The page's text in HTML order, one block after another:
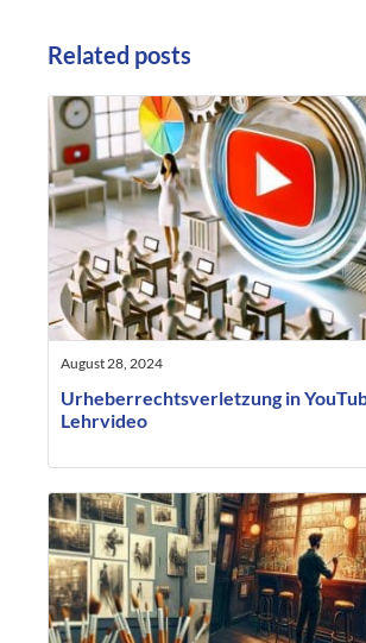
Related posts
August 28, 2024
Urheberrechtsverletzung in
Lehrvideo